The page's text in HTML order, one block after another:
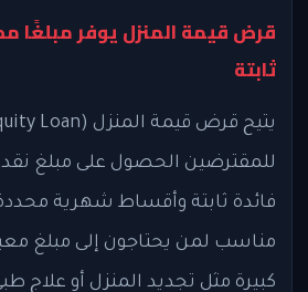
قرض قيمة المنزل يوفر مبلغًا
ثابتة
للمقترضين الحصول على مبلغ
فائدة ثابتة وأقساط شهرية
مناسب لمن يحتاجون إلى مبلغ
كبيرة مثل تجديد المنزل أو علاج